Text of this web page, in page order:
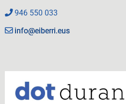
946 550 033
info@eiberri.eus